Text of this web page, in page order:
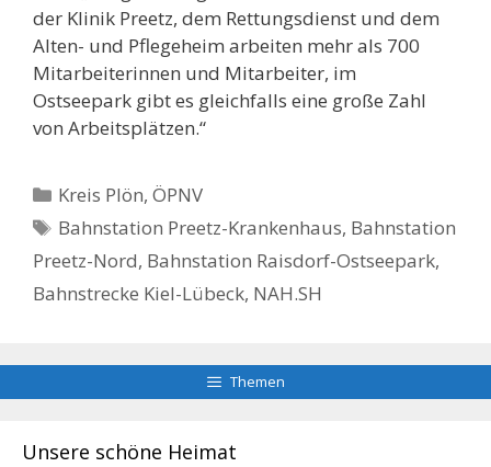
der Klinik Preetz, dem Rettungsdienst und dem
Alten- und Pflegeheim arbeiten mehr als 700
Mitarbeiterinnen und Mitarbeiter, im
Ostseepark gibt es gleichfalls eine große Zahl
von Arbeitsplätzen.“
Kategorien
Kreis Plön,ÖPNV
Schlagwörter
Bahnstation Preetz-Krankenhaus, Bahnstation
Preetz-Nord, Bahnstation Raisdorf-Ostseepark,
Bahnstrecke Kiel-Lübeck, NAH.SH
Themen
Unsere schöne Heimat